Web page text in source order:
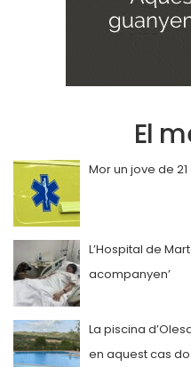
El
Mor un jove de
L’Hospital de
acompanyen’
La piscina
en aquest cas